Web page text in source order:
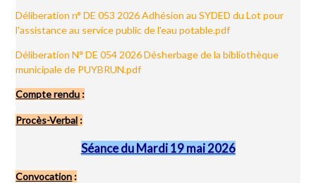
Déliberation n° DE 053 2026 Adhésion au SYDED du Lot pour
l'assistance au service public de l'eau potable.pdf
Déliberation N° DE 054 2026 Désherbage de la bibliothèque
municipale de PUYBRUN.pdf
Compte rendu :
Procès-Verbal :
Séance du Mardi 19 mai 2026
Convocation :